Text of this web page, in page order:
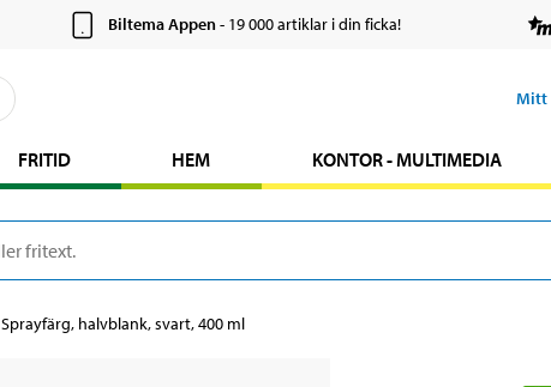
Biltema Appen- 19 000 artiklar i din ficka!
Mitt
FRITID HEM KONTOR - MULTIMEDIA
Sprayfärg, halvblank, svart, 400 ml